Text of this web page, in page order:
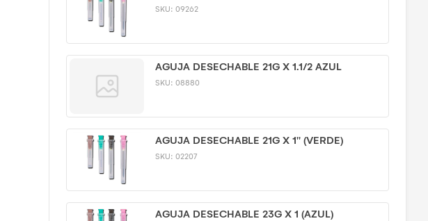
SKU:09262
AGUJA DESECHABLE 21G X 1.1/2 AZUL
SKU:08880
AGUJA DESECHABLE 21G X 1'' (VERDE)
SKU:02207
AGUJA DESECHABLE 23G X 1 (AZUL)